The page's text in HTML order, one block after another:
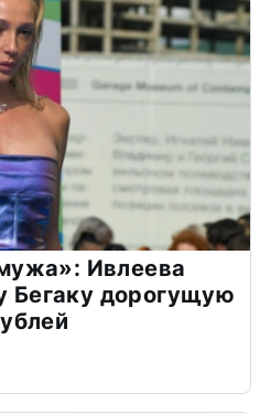
Ивлеева
Бегаку дорогущую